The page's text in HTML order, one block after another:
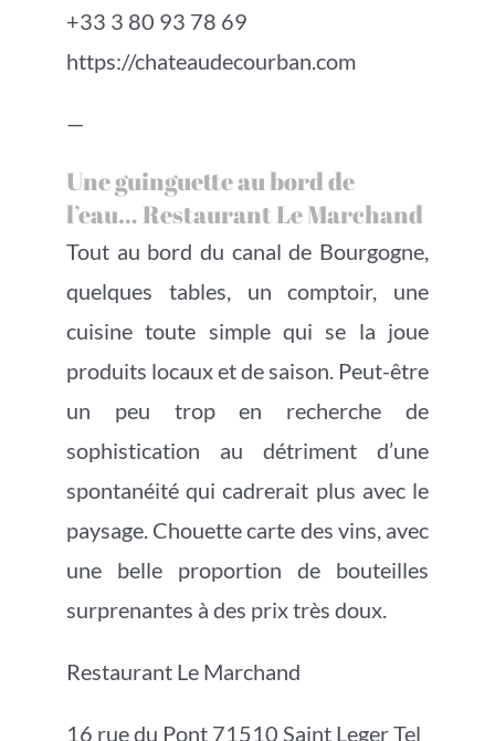
+33 3 80 93 78 69
https://chateaudecourban.com
—
Une guinguette au bord de
l’eau… Restaurant Le Marchand
Tout au bord du canal de Bourgogne,
quelques tables, un comptoir, une
cuisine toute simple qui se la joue
produits locaux et de saison. Peut-être
un peu trop en recherche de
sophistication au détriment d’une
spontanéité qui cadrerait plus avec le
paysage. Chouette carte des vins, avec
une belle proportion de bouteilles
surprenantes à des prix très doux.
Restaurant Le Marchand
16 rue du Pont 71510 Saint Leger Tel